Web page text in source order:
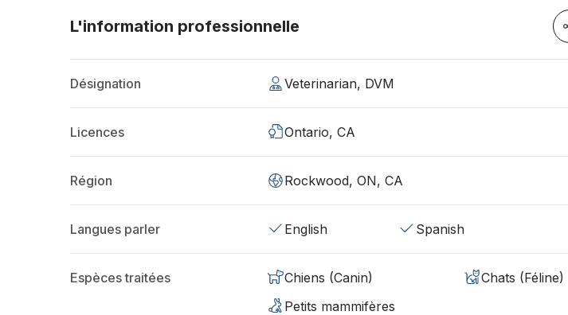
L'information professionnelle
Désignation Veterinarian, DVM
Licences Ontario, CA
Région Rockwood, ON, CA
Langues parler English Spanish
Espèces traitées Chiens (Canin)
Chats (Féline)
Petits mammifères